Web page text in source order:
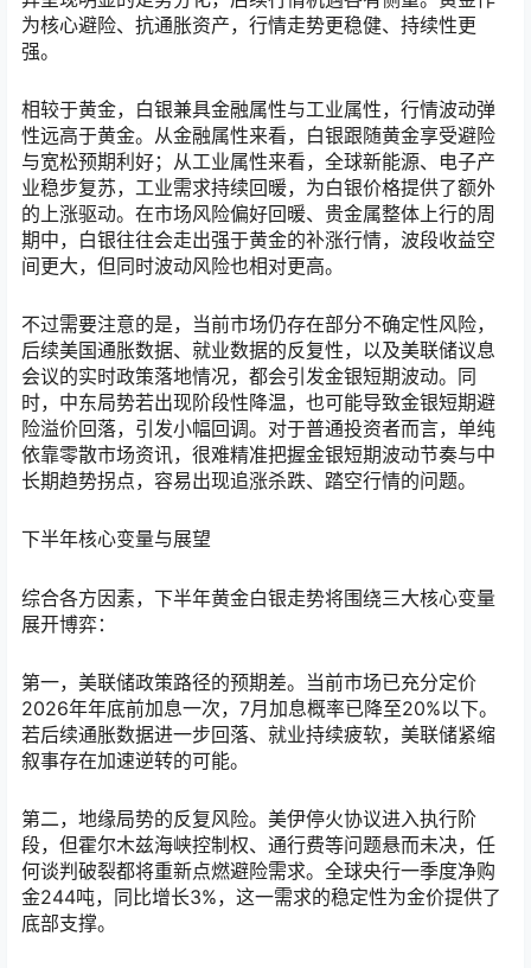
为核心避险、抗通胀资产，行情走势更稳健、持续性更
强。
相较于黄金，白银兼具金融属性与工业属性，行情波动弹
性远高于黄金。从金融属性来看，白银跟随黄金享受避险
与宽松预期利好；从工业属性来看，全球新能源、电子产
业稳步复苏，工业需求持续回暖，为白银价格提供了额外
的上涨驱动。在市场风险偏好回暖、贵金属整体上行的周
期中，白银往往会走出强于黄金的补涨行情，波段收益空
间更大，但同时波动风险也相对更高。
不过需要注意的是，当前市场仍存在部分不确定性风险，
后续美国通胀数据、就业数据的反复性，以及美联储议息
会议的实时政策落地情况，都会引发金银短期波动。同
时，中东局势若出现阶段性降温，也可能导致金银短期避
险溢价回落，引发小幅回调。对于普通投资者而言，单纯
依靠零散市场资讯，很难精准把握金银短期波动节奏与中
长期趋势拐点，容易出现追涨杀跌、踏空行情的问题。
下半年核心变量与展望
综合各方因素，下半年黄金白银走势将围绕三大核心变量
展开博弈：
第一，美联储政策路径的预期差。当前市场已充分定价
2026年年底前加息一次，7月加息概率已降至20%以下。
若后续通胀数据进一步回落、就业持续疲软，美联储紧缩
叙事存在加速逆转的可能。
第二，地缘局势的反复风险。美伊停火协议进入执行阶
段，但霍尔木兹海峡控制权、通行费等问题悬而未决，任
何谈判破裂都将重新点燃避险需求。全球央行一季度净购
金244吨，同比增长3%，这一需求的稳定性为金价提供了
底部支撑。